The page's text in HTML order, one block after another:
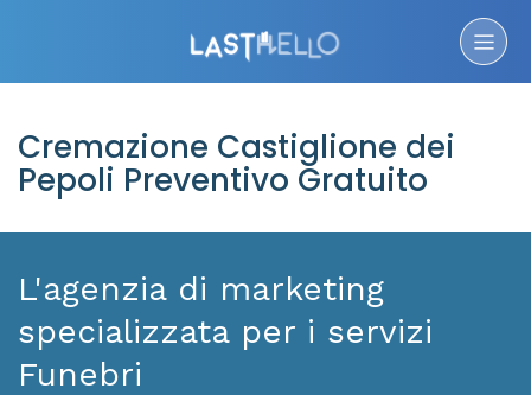
Cremazione Castiglione dei
Pepoli Preventivo Gratuito
L'agenzia di marketing
specializzata per i servizi
Funebri